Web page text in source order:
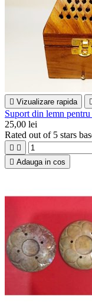
 Vizualizare rapida 
Suport din lemn
25,00 lei
Rated out of 5 stars
 
 Adauga in cos